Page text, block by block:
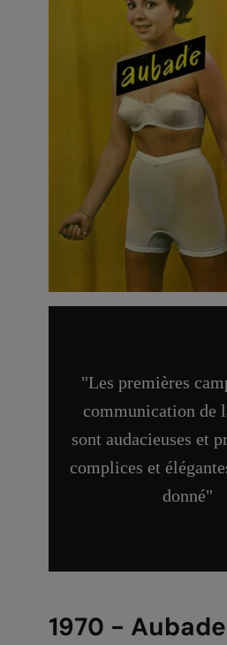
"Les premières
communication de
sont audacieuses et
complices et
donné"
1970 -